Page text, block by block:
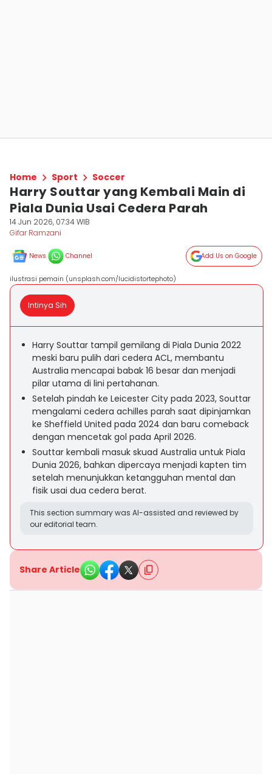
Home Sport Soccer
Harry Souttar yang Kembali Main di
Piala Dunia Usai Cedera Parah
14 Jun 2026, 07:34 WIB
Gifar Ramzani
News Channel Add Us on Google
ilustrasi pemain (unsplash.com/lucidistortephoto)
Intinya Sih
Harry Souttar tampil gemilang di Piala Dunia 2022
meski baru pulih dari cedera ACL, membantu
Australia mencapai babak 16 besar dan menjadi
pilar utama di lini pertahanan.
Setelah pindah ke Leicester City pada 2023, Souttar
mengalami cedera achilles parah saat dipinjamkan
ke Sheffield United pada 2024 dan baru comeback
dengan mencetak gol pada April 2026.
Souttar kembali masuk skuad Australia untuk Piala
Dunia 2026, bahkan dipercaya menjadi kapten tim
setelah menunjukkan ketangguhan mental dan
fisik usai dua cedera berat.
This section summary was AI-assisted and reviewed by
our editorial team.
Share Article